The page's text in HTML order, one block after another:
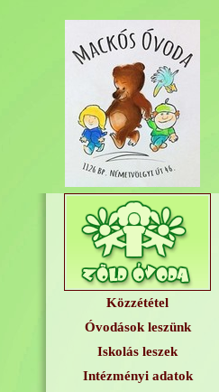
Közzététel
Óvodások leszünk
Iskolás leszek
Intézményi adatok